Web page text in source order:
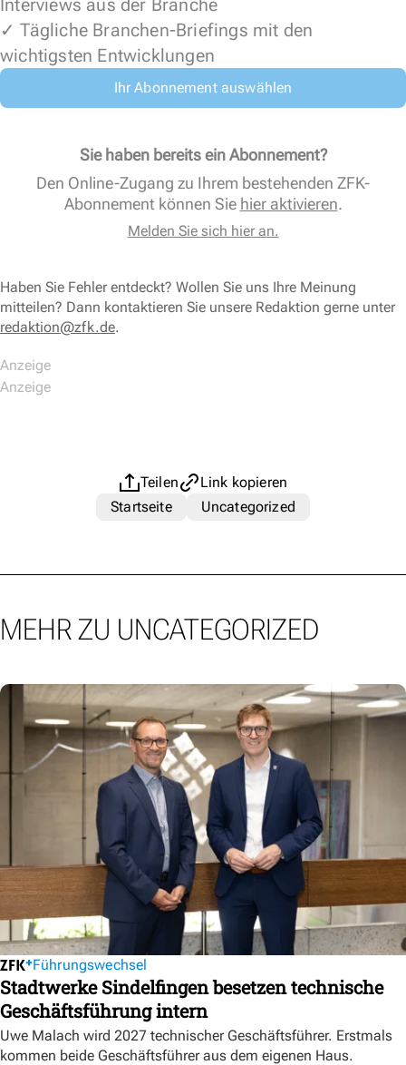
Interviews aus der Branche
✓ Tägliche Branchen-Briefings mit den
wichtigsten Entwicklungen
Ihr Abonnement auswählen
Sie haben bereits ein Abonnement?
Den Online-Zugang zu Ihrem bestehenden ZFK-
Abonnement können Sie hier aktivieren.
Melden Sie sich hier an.
Haben Sie Fehler entdeckt? Wollen Sie uns Ihre Meinung
mitteilen? Dann kontaktieren Sie unsere Redaktion gerne unter
redaktion@zfk.de.
Teilen
Link kopieren
Startseite
Uncategorized
MEHR ZU UNCATEGORIZED
Führungswechsel
Stadtwerke Sindelfingen besetzen technische
Geschäftsführung intern
Uwe Malach wird 2027 technischer Geschäftsführer. Erstmals
kommen beide Geschäftsführer aus dem eigenen Haus.